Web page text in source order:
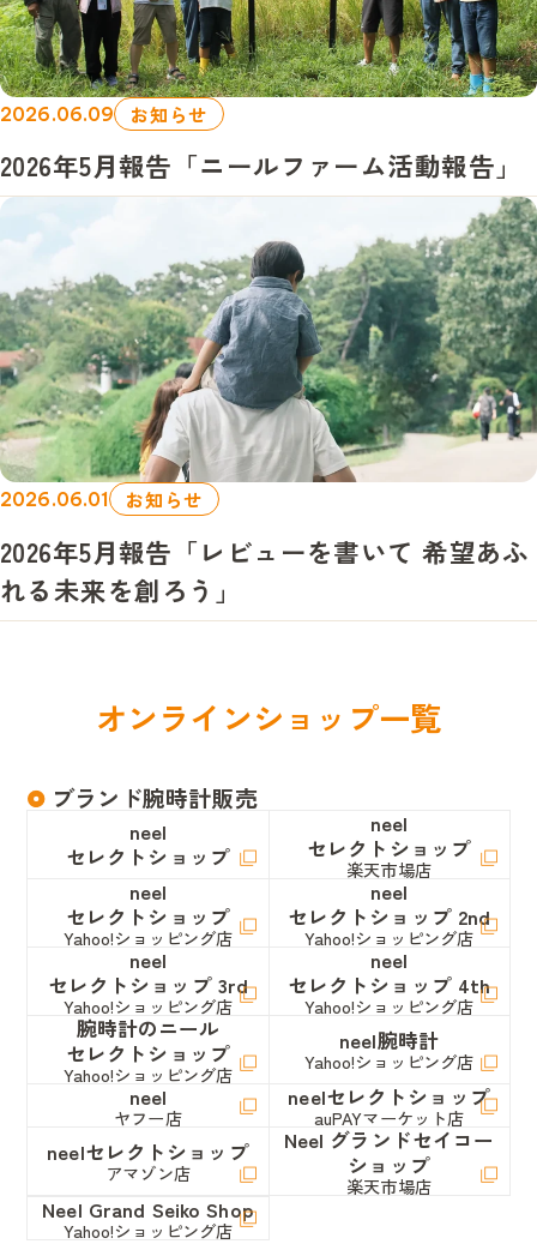
2026.06.09 お知らせ
2026年5月報告「ニールファーム活動報告」
2026.06.01 お知らせ
2026年5月報告「レビューを書いて 希望あふ
れる未来を創ろう」
オンライ ンシ ョ ッ プ一覧
ブランド腕時計販売
neel
セレクトショップ
neel
セレクトショップ
楽天市場店
neel
セレクトショップ
Yahoo!ショッピング店
neel
セレクトショップ 2nd
Yahoo!ショッピング店
neel
セレクトショップ 3rd
Yahoo!ショッピング店
neel
セレクトショップ 4th
Yahoo!ショッピング店
腕時計のニール
セレクトショップ
Yahoo!ショッピング店
neel腕時計
Yahoo!ショッピング店
neel
ヤフー店
neelセレクトショップ
auPAYマーケット店
neelセレクトショップ
アマゾン店
Neel グランドセイコー
ショップ
楽天市場店
Neel Grand Seiko Shop
Yahoo!ショッピング店